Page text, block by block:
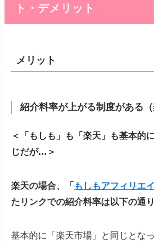
ト・デメリット
メリット
紹介料率が上がる制度がある（
＜「もしも」も「楽天」も基本的
じだが…＞
楽天の場合、「 もしもアフィリエ
たリンクでの紹介料率は以下の通り
基本的に「楽天市場」と同じとなっ